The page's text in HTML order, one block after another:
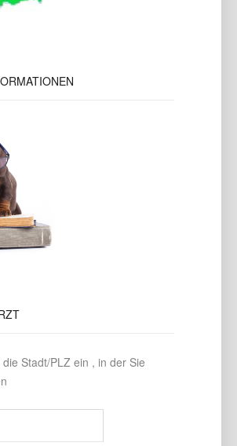
Stadt/PLZ ein , in der Sie